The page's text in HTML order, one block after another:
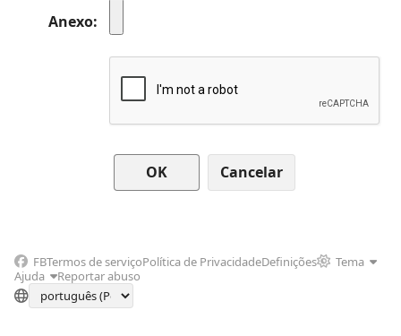
Anexo
Cancelar
FBTermos de serviçoPolítica de PrivacidadeDefinições
Tema
Ajuda
Reportar abuso